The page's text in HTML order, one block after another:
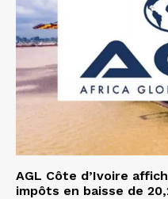
AGL Côte d’Ivoire
impôts en baisse de